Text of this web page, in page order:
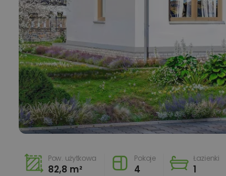
Pow. użytkowa
82,8 m²
Pokoje
4
Łazienki
1